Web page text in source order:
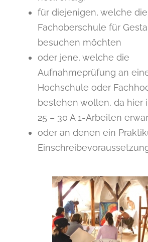
für diejenigen, welche die
Fachoberschule für
besuchen möchten
oder jene, welche die
Aufnahmeprüfung an
Hoch­schule oder
bestehen wollen, da hier
25 – 30 A 1-Arbeiten
oder an denen ein